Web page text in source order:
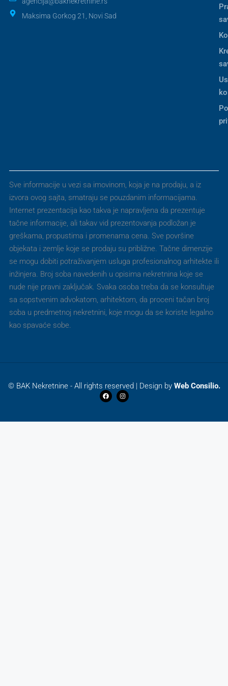
Maksima Gorkog 21, Novi Sad
Sve informacije u vezi sa imovinom, koja je na prodaju, a iz
izvora ovog sajta, smatraju se pouzdanim informacijama.
Internet prezentacija kao takva je napravljena da prezentuje
tačne informacije, ali takav vid prezentovanja podložan je
greškama, propustima i promenama cena. Sve površine
objekata i zemlje koje se prodaju su približne. Tačne dimenzije
se mogu dobiti potraživanjem usluga profesionalnog arhitekte ili
inžinjera. Broj soba navedenih u opisima nekretnina koje se
nude nije pravni zaključak. Svaka osoba treba da se konsultuje
sa sopstvenim advokatom, arhitektom, da proceni tačan broj
soba u predmetnoj nekretnini, koje mogu da se koriste legalno
kao spavaće sobe.
© BAK Nekretnine - All rights reserved | Design by Web Consilio.